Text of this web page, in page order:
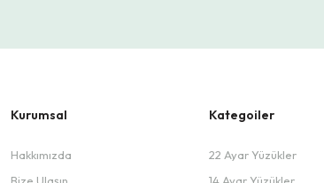
Kurumsal
Hakkımızda
Kategoiler
22 Ayar Yüzükler